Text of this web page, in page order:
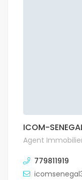
ICOM-
Agent
779811919